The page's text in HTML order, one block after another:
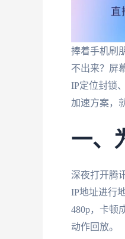
捧着手机刷
不出来？屏
IP定位封锁
加速方案，
一、
深夜打开腾
IP地址进行
480p，卡顿
动作回放。